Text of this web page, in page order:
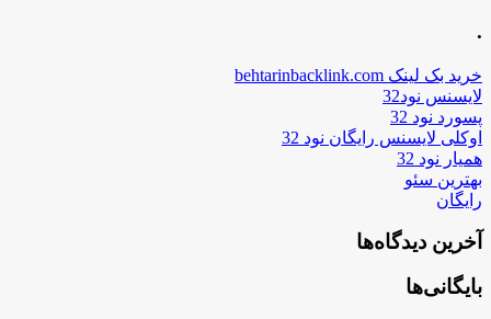
.
خرید بک لینک behtarinbacklink.com
لایسنس نود32
پسورد نود 32
اوکلی لایسنس رایگان نود 32
همیار نود 32
بهترین سئو
رایگان
آخرین دیدگاه‌ها
بایگانی‌ها